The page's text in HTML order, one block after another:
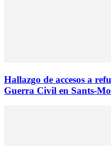
Hallazgo de accesos a
Guerra Civil en Sants-